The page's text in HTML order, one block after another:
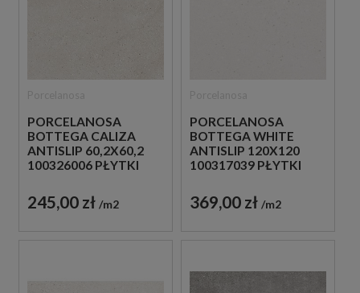
PORCELANOSA
BOTTEGA CALIZA
ANTISLIP 60,2X60,2
100326006 PŁYTKI
GRESOWE
245,00 zł m2
PORCELANOSA
BOTTEGA WHITE
ANTISLIP 120X120
100317039 PŁYTKI
GRESOWE
369,00 zł m2